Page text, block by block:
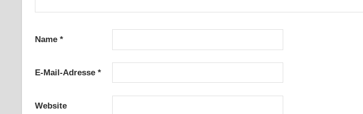
Name *
E-Mail-Adresse *
Website